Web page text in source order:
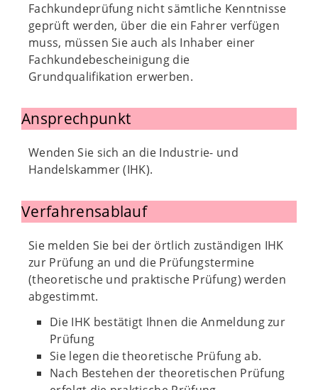
Fachkundeprüfung nicht sämtliche Kenntnisse
geprüft werden, über die ein Fahrer verfügen
muss, müssen Sie auch als Inhaber einer
Fachkundebescheinigung die
Grundqualifikation erwerben.
Ansprechpunkt
Wenden Sie sich an die Industrie- und
Handelskammer (IHK).
Verfahrensablauf
Sie melden Sie bei der örtlich zuständigen IHK
zur Prüfung an und die Prüfungstermine
(theoretische und praktische Prüfung) werden
abgestimmt.
Die IHK bestätigt Ihnen die Anmeldung zur
Prüfung
Sie legen die theoretische Prüfung ab.
Nach Bestehen der theoretischen Prüfung